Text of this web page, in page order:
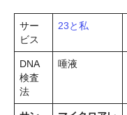
サー
ビス
23と私
DNA
検査
法
唾液